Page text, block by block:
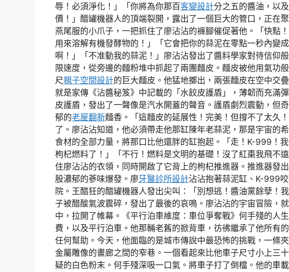
辱！必須淨化！」「你將為你那百客變設計分之五的醬油，以
價！」醋罐機器人的頂端裂開，露出了一個巨大的管口，正在
燕尾服的小爪子，一把抓住了廖沾沾的褲腳催促著他。「快點
用來溶解有機發酵物的！」「它會把你的蒜泥在零點一秒內變
啊！」「不准動我的蒜泥！」廖沾沾發出了醬料學家對待信仰
限速度，從旁邊的麵粉堆中抓起了兩團麵皮。麵皮被他用氣功
尺親子空間設計的巨大麵皮。他猛地擲出，兩張麵皮在空中交
就是家傳《沾醬秘笈》中記載的「水餃皮護盾」，薄韌而充滿
皮護盾，發出了一聲像是汽水開蓋的聲音。護盾劇烈震動，但
郁的老屋翻新麵香。「這麵皮的延展性！完美！但撐不了太久
了。廖沾沾知道，他必須帶走他那缸陳年老蒜泥，那是宇宙的
食材的全部力量，將那口比他還胖的缸抱起。「走！K-999！
枸杞燃料了！」「不行！燃料是文明的基礎！沒了紅棗我飛不
住廖沾沾的衣領，同時開啟了它背上的枸杞推進器。推進器發
股濃郁的蔘味爆發。廖牙醫診所設計沾沾抱著蒜泥缸、K-999
院。王醋狂的醋罐機器人發出尖叫：「別想逃！醬油黨餘孽！
子被醋酸氣波震碎，發出了最後的哀鳴。廖沾沾的宇宙冒險，
中，拉開了帷幕。《平行泊車維度：車位爭奪戰》何手殘的人
費，以及平行泊車。他那輛老舊的掀背車，彷彿繼承了他所有
任何幫助。今天，他面臨的是城市傳說中最恐怖的挑戰，一條
金屬雕像的畫廊之間的窄巷。一個看起來比他車子尺寸小上三
疑的白色粉末。何手殘深吸一口氣。將車子打了倒檔。他的車